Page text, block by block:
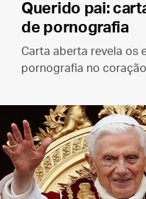
Querido pai:
de pornografia
Carta aberta revela os
pornografia no